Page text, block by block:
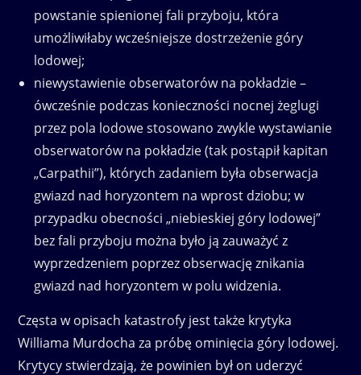
powstanie spienionej fali przyboju, która
umożliwiłaby wcześniejsze dostrzeżenie góry
lodowej;
niewystawienie obserwatorów na pokładzie –
ówcześnie podczas konieczności nocnej żeglugi
przez pola lodowe stosowano zwykle wystawianie
obserwatorów na pokładzie (tak postąpił kapitan
„Carpathii”), których zadaniem była obserwacja
gwiazd nad horyzontem na wprost dziobu; w
przypadku obecności „niebieskiej góry lodowej”
bez fali przyboju można było ją zauważyć z
wyprzedzeniem poprzez obserwację znikania
gwiazd nad horyzontem w polu widzenia.
Częsta w opisach katastrofy jest także krytyka
Williama Murdocha za próbę ominięcia góry lodowej.
Krytycy stwierdzają, że powinien był on uderzyć